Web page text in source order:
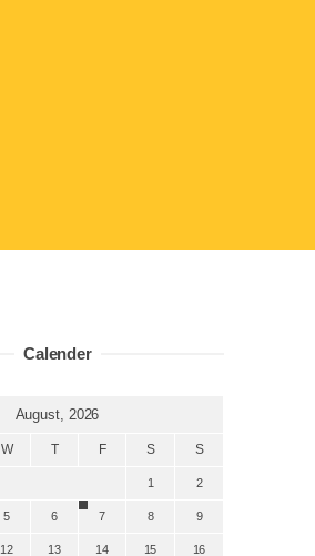
Calender
August, 2026
W T F S S
1 2
5 6 7 8 9
12 13 14 15 16